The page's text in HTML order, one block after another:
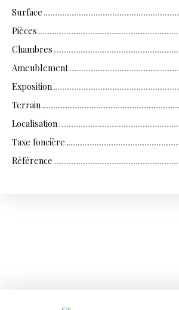
Surface
Pièces
Chambres
Ameublement
Exposition
Terrain
Localisation
Taxe foncière
Référence